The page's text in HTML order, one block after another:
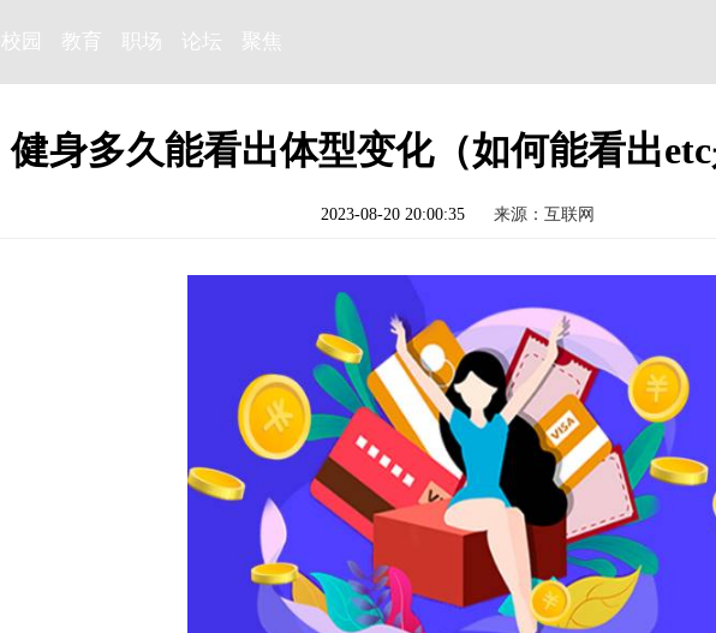
校园 教育 职场 论坛 聚焦
健身多久能看出体型变化（如何能看出etc
2023-08-20 20:00:35 来源：互联网